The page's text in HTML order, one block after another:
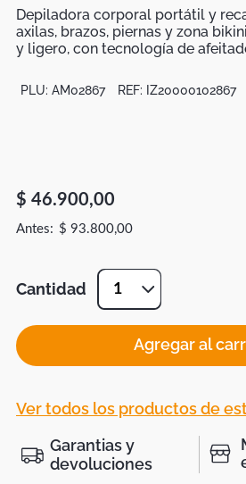
Depiladora corporal portátil y
axilas, brazos, piernas y zona
y ligero, con tecnología de
PLU: AM02867 REF: IZ20000102867
$ 46.900,00
$ 93.800,00
Cantidad 1
Agregar al
Ver todos los productos de
Garantias y
devoluciones